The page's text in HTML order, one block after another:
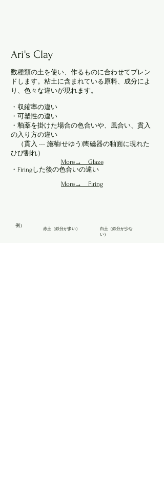
Ari's Clay
数種類の土を使い、作るものに合わせてブレン
ドします。粘土に含まれている原料、成分によ
り 、色々な違いが現れます。
・収縮率の違い
・可塑性の違い
・釉薬を掛けた場合の色合いや、風合い、貫入
の入り方の違い
（貫入 --- 施釉(せゆう)陶磁器の釉面に現れた
ひび割れ）
・Firingした後の色合いの違い
More→ Glaze
More→ Firing
赤土（鉄分が多い）
白土（鉄分が少な
い）
​例）